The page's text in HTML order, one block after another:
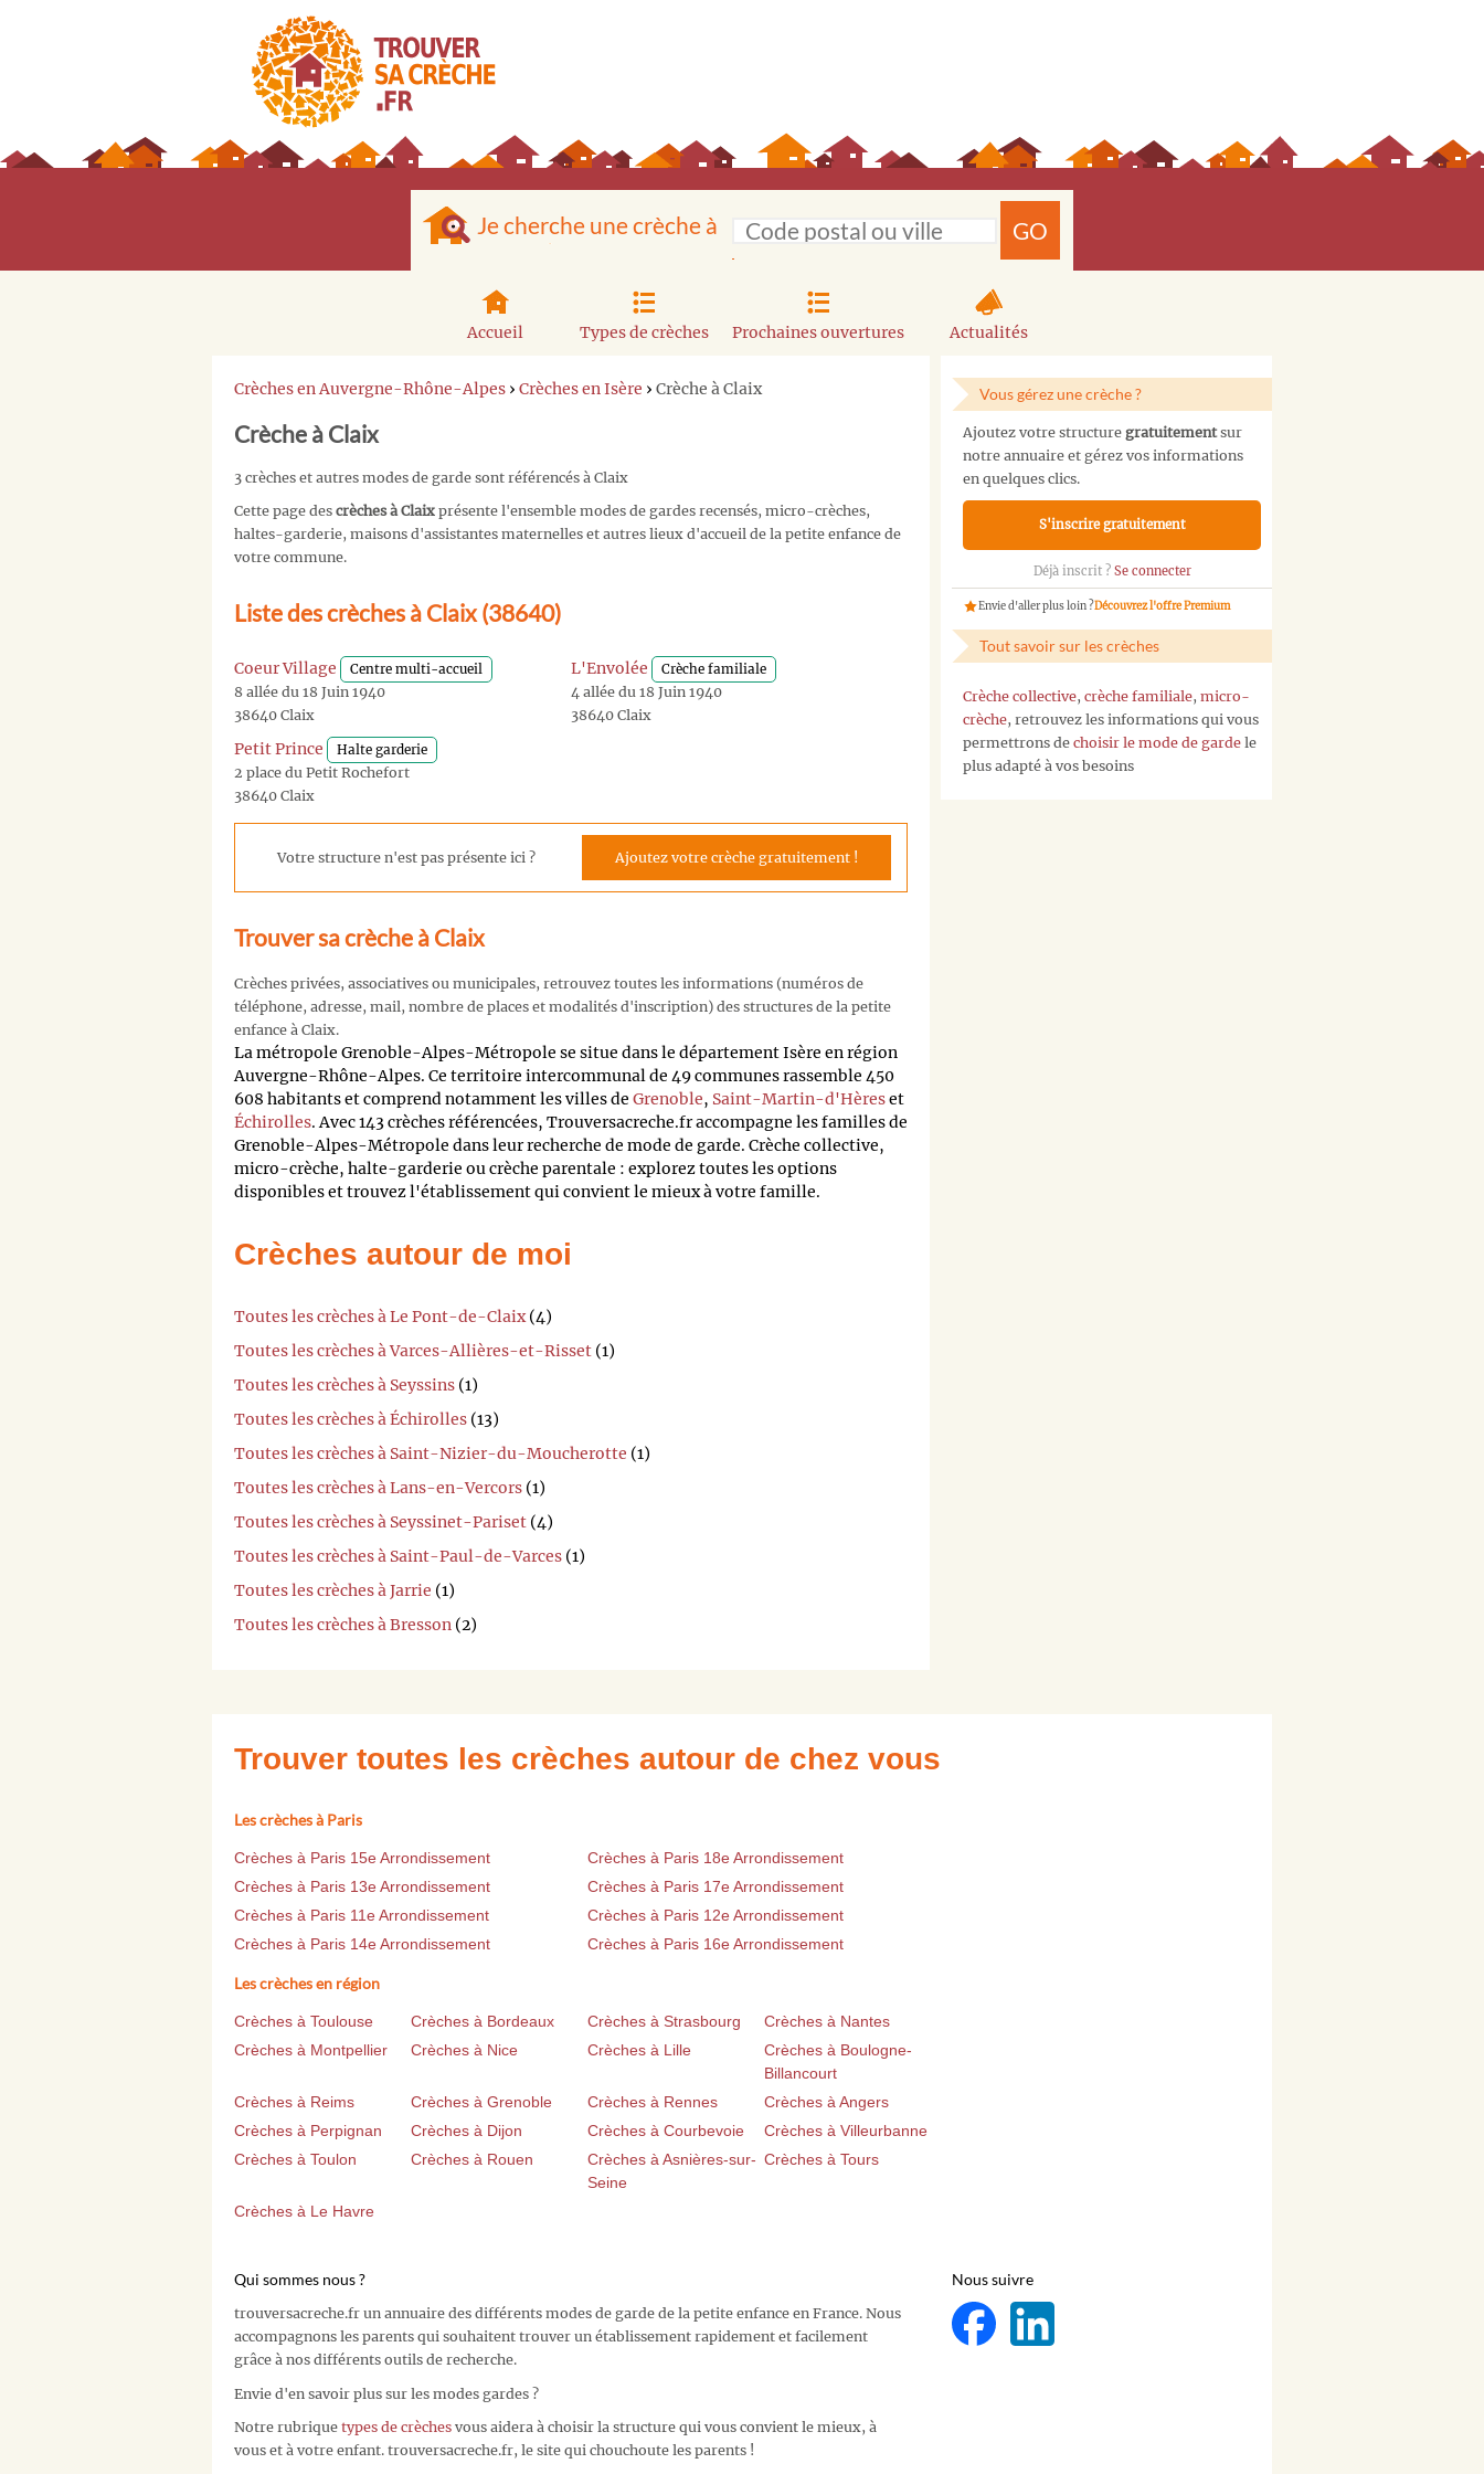
Je cherche une crèche à GO
Accueil Types de crèches Prochaines ouvertures Actualités
Crèches en Auvergne-Rhône-Alpes › Crèches en Isère › Crèche à Claix
Crèche à Claix
3 crèches et autres modes de garde sont référencés à Claix
Cette page des crèches à Claix présente l'ensemble modes de gardes recensés, micro-crèches,
haltes-garderie, maisons d'assistantes maternelles et autres lieux d'accueil de la petite enfance de
votre commune.
Liste des crèches à Claix (38640)
Coeur Village Centre multi-accueil
8 allée du 18 Juin 1940
38640 Claix
L'Envolée Crèche familiale
4 allée du 18 Juin 1940
38640 Claix
Petit Prince Halte garderie
2 place du Petit Rochefort
38640 Claix
Votre structure n'est pas présente ici ? Ajoutez votre crèche gratuitement !
Trouver sa crèche à Claix
Crèches privées, associatives ou municipales, retrouvez toutes les informations (numéros de
téléphone, adresse, mail, nombre de places et modalités d'inscription) des structures de la petite
enfance à Claix.
La métropole Grenoble-Alpes-Métropole se situe dans le département Isère en région
Auvergne-Rhône-Alpes. Ce territoire intercommunal de 49 communes rassemble 450
608 habitants et comprend notamment les villes de Grenoble, Saint-Martin-d'Hèreset
Échirolles. Avec 143 crèches référencées, Trouversacreche.fr accompagne les familles de
Grenoble-Alpes-Métropole dans leur recherche de mode de garde. Crèche collective,
micro-crèche, halte-garderie ou crèche parentale : explorez toutes les options
disponibles et trouvez l'établissement qui convient le mieux à votre famille.
Crèches autour de moi
Toutes les crèches à Le Pont-de-Claix(4)
Toutes les crèches à Varces-Allières-et-Risset (1)
Toutes les crèches à Seyssins (1)
Toutes les crèches à Échirolles (13)
Toutes les crèches à Saint-Nizier-du-Moucherotte (1)
Toutes les crèches à Lans-en-Vercors (1)
Toutes les crèches à Seyssinet-Pariset (4)
Toutes les crèches à Saint-Paul-de-Varces (1)
Toutes les crèches à Jarrie (1)
Toutes les crèches à Bresson (2)
Vous gérez une crèche ?
Ajoutez votre structure gratuitementsur
notre annuaire et gérez vos informations
en quelques clics.
S'inscrire gratuitement
Déjà inscrit ? Se connecter
Envie d'aller plus loin ?Découvrez l'offre Premium
Tout savoir sur les crèches
Crèche collective, crèche familiale, micro-
crèche, retrouvez les informations qui vous
permettrons de choisir le mode de garde le
plus adapté à vos besoins
Trouver toutes les crèches autour de chez vous
Les crèches à Paris
Crèches à Paris 15e Arrondissement
Crèches à Paris 18e Arrondissement
Crèches à Paris 13e Arrondissement
Crèches à Paris 17e Arrondissement
Crèches à Paris 11e Arrondissement
Crèches à Paris 12e Arrondissement
Crèches à Paris 14e Arrondissement
Crèches à Paris 16e Arrondissement
Les crèches en région
Crèches à Toulouse Crèches à Bordeaux Crèches à Strasbourg
Crèches à Nantes
Crèches à Montpellier
Crèches à Nice Crèches à Lille
Crèches à Boulogne-
Billancourt
Crèches à Reims
Crèches à Grenoble Crèches à Rennes
Crèches à Angers
Crèches à Perpignan
Crèches à Dijon Crèches à Courbevoie
Crèches à Villeurbanne
Crèches à Toulon
Crèches à Rouen
Crèches à Asnières-sur-
Seine
Crèches à Tours
Crèches à Le Havre
Qui sommes nous ?
trouversacreche.fr un annuaire des différents modes de garde de la petite enfance en France. Nous
accompagnons les parents qui souhaitent trouver un établissement rapidement et facilement
grâce à nos différents outils de recherche.
Envie d'en savoir plus sur les modes gardes ?
Notre rubrique types de crèches vous aidera à choisir la structure qui vous convient le mieux, à
vous et à votre enfant. trouversacreche.fr, le site qui chouchoute les parents !
Nous suivre